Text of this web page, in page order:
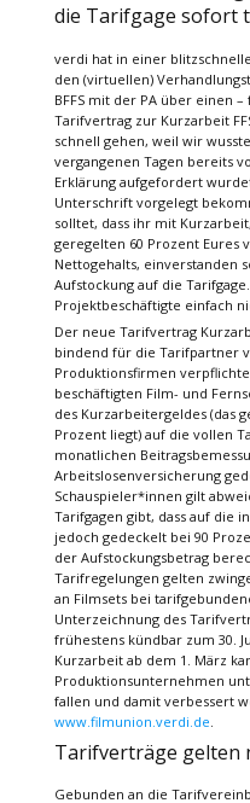
die Tarifgage sofort
verdi hat in einer
den (virtuellen)
BFFS mit der PA über einen
Tarifvertrag zur Kurzarbeit
schnell gehen, weil wir
vergangenen Tagen bereits
Erklärung aufgefordert
Unterschrift vorgelegt
solltet, dass ihr mit
geregelten 60 Prozent Eures
Nettogehalts, einverstanden
Aufstockung auf die
Projektbeschäftigte einfach
Der neue Tarifvertrag
bindend für die Tarifpartner
Produktionsfirmen
beschäftigten Film- und
des Kurzarbeitergeldes (das
Prozent liegt) auf die vollen
monatlichen
Arbeitslosenversicherung
Schauspieler*innen gilt
Tarifgagen gibt, dass auf die
jedoch gedeckelt bei 90
der Aufstockungsbetrag
Tarifregelungen gelten
an Filmsets bei
Unterzeichnung des
frühestens kündbar zum 30.
Kurzarbeit ab dem 1. März
Produktionsunternehmen
fallen und damit verbessert
www.filmunion.verdi.de.
Tarifverträge gelten
Gebunden an die